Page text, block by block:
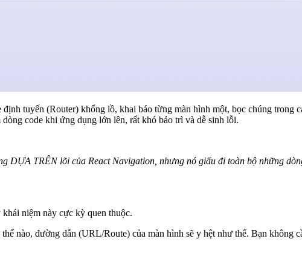
tuyến (Router) khổng lồ, khai báo từng màn hình một, bọc chúng trong
code khi ứng dụng lớn lên, rất khó bảo trì và dễ sinh lỗi.
DỰA TRÊN lõi của React Navigation, nhưng nó giấu đi toàn bộ những
niệm này cực kỳ quen thuộc.
nào, đường dẫn (URL/Route) của màn hình sẽ y hệt như thế. Bạn không